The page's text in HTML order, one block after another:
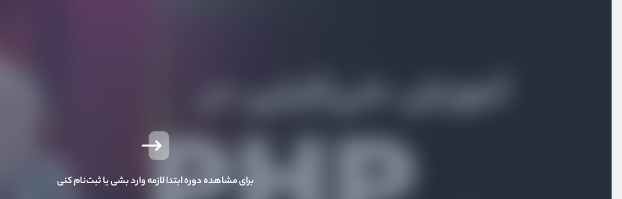
برای مشاهده دوره ابتدا لازمه وارد بشی یا ثبت‌نام کنی